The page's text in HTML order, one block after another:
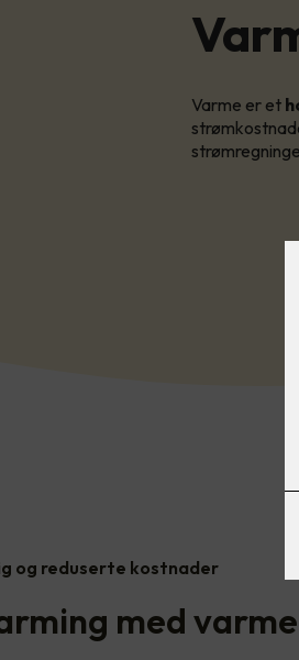
Varme er et
og reduserte kostnader
med